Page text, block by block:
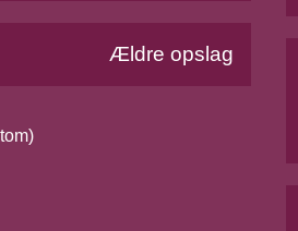
Ældre opslag